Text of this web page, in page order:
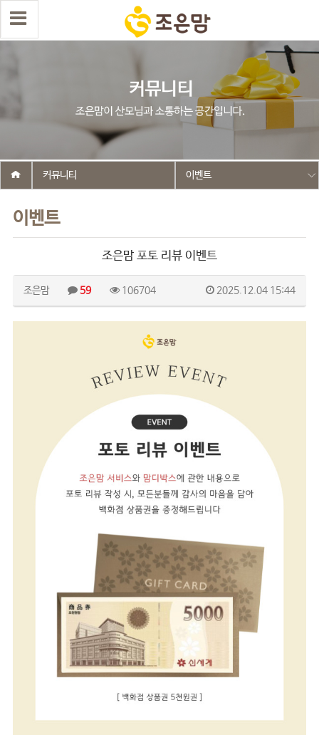
이벤트
커뮤니티 이벤트
조은맘 포토 리뷰 이벤트
조은맘 59 106704 2025.12.04 15:44